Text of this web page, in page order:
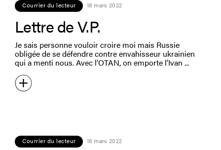
Courrier du lecteur 18 mars 2022
Lettre de V.P.
Je sais personne vouloir croire moi mais Russie
obligée de se défendre contre envahisseur ukrainien
qui a menti nous. Avec l’OTAN, on emporte l’Ivan
Courrier du lecteur 18 mars 2022